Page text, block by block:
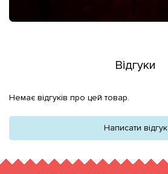
Відгуки
Немає відгуків про цей товар.
Написати відгук